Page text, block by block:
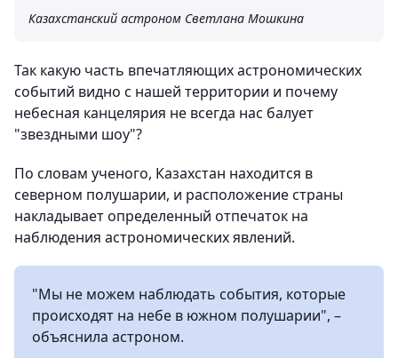
Казахстанский астроном Светлана Мошкина
Так какую часть впечатляющих астрономических
событий видно с нашей территории и почему
небесная канцелярия не всегда нас балует
"звездными шоу"?
По словам ученого, Казахстан находится в
северном полушарии, и расположение страны
накладывает определенный отпечаток на
наблюдения астрономических явлений.
"Мы не можем наблюдать события, которые
происходят на небе в южном полушарии", –
объяснила астроном.